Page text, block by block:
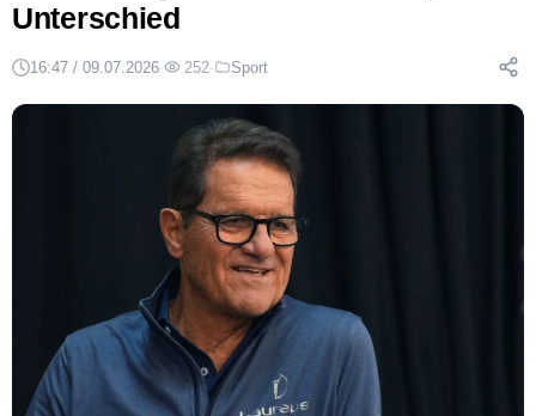
Unterschied
16:47 / 09.07.2026· 252· Sport